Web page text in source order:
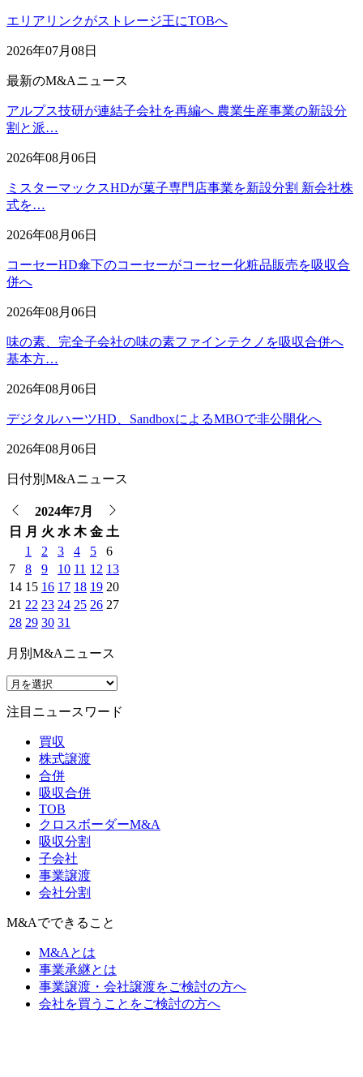
エリアリンクがストレージ王にTOBへ
2026年07月08日
最新のM&Aニュース
アルプス技研が連結子会社を再編へ 農業生産事業の新設分
割と派…
2026年08月06日
ミスターマックスHDが菓子専門店事業を新設分割 新会社株
式を…
2026年08月06日
コーセーHD傘下のコーセーがコーセー化粧品販売を吸収合
併へ
2026年08月06日
味の素、完全子会社の味の素ファインテクノを吸収合併へ
基本方…
2026年08月06日
デジタルハーツHD、SandboxによるMBOで非公開化へ
2026年08月06日
日付別M&Aニュース
2024年7月
日
月 火 水 木 金 土
1
2 3 4 5
6
7
8 9 10 11 12 13
14 15 16 17 18 19 20
21 22 23 24 25 26 27
28 29 30 31
月別M&Aニュース
注目ニュースワード
買収
株式譲渡
合併
吸収合併
TOB
クロスボーダーM&A
吸収分割
子会社
事業譲渡
会社分割
M&Aでできること
M&Aとは
事業承継とは
事業譲渡・会社譲渡をご検討の方へ
会社を買うことをご検討の方へ